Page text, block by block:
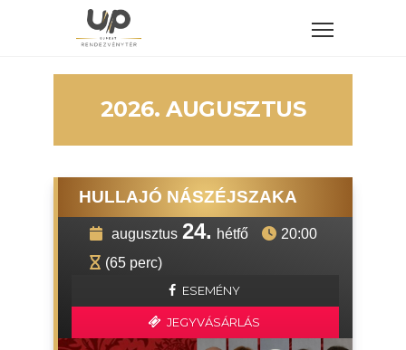
2026. AUGUSZTUS
HULLAJÓ NÁSZÉJSZAKA
augusztus 24. hétfő
20:00
(65 perc)
ESEMÉNY
JEGYVÁSÁRLÁS